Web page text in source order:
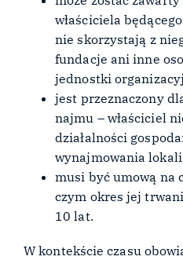
właściciela
nie skorzystają z
fundacje ani inne
jednostki
jest przeznaczony
najmu – właściciel
działalności
wynajmowania
musi być umową na
czym okres jej
10 lat.
W kontekście czasu